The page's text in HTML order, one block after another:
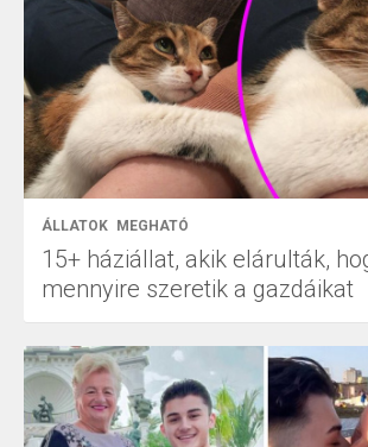
ÁLLATOK MEGHATÓ
15+ háziállat, akik elárulták,
mennyire szeretik a gazdáikat